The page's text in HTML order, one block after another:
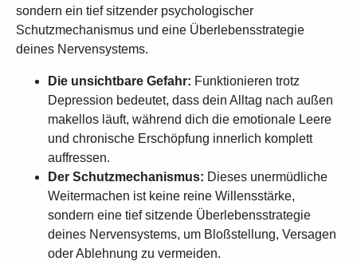
sondern ein tief sitzender psychologischer
Schutzmechanismus und eine Überlebensstrategie
deines Nervensystems.
Die unsichtbare Gefahr: Funktionieren trotz
Depression bedeutet, dass dein Alltag nach außen
makellos läuft, während dich die emotionale Leere
und chronische Erschöpfung innerlich komplett
auffressen.
Der Schutzmechanismus: Dieses unermüdliche
Weitermachen ist keine reine Willensstärke,
sondern eine tief sitzende Überlebensstrategie
deines Nervensystems, um Bloßstellung, Versagen
oder Ablehnung zu vermeiden.